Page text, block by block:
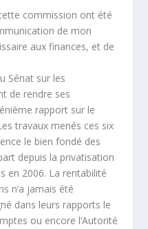
commission ont été
de mon
aux finances, et de
Sénat sur les
de rendre ses
rapport sur le
travaux menés ces six
le bien fondé des
depuis la privatisation
en 2006. La rentabilité
n’a jamais été
dans leurs rapports le
ou encore l’Autorité